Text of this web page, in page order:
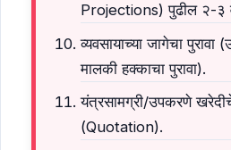
Projections) पुढील २-३
व्यवसायाच्या जागेचा पुरावा
मालकी हक्काचा पुरावा).
यंत्रसामग्री/उपकरणे
(Quotation).